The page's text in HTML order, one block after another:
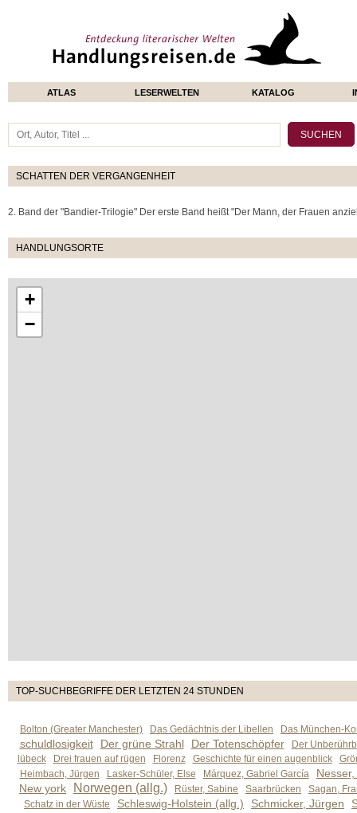
ATLAS LESERWELTEN KATALOG
SCHATTEN DER VERGANGENHEIT
2. Band der "Bandier-Trilogie" Der erste Band heißt "Der Mann, der Frauen
HANDLUNGSORTE
+
−
TOP-SUCHBEGRIFFE DER LETZTEN 24 STUNDEN
Bolton (Greater Manchester) Das Gedächtnis der Libellen Das München-
schuldlosigkeit Der grüne Strahl Der Totenschöpfer
Der
lübeck
Drei frauen auf rügen Florenz Geschichte für einen augenblick
Heimbach, Jürgen
Lasker-Schüler, Else Márquez, Gabriel García
New york
Norwegen (allg.) Rüster, Sabine Saarbrücken
Sagan,
Schatz in der Wüste
Schleswig-Holstein (allg.) Schmicker, Jürgen